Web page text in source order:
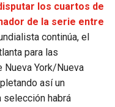
los cuartos de
de la serie entre
continúa, el
para las
Nueva York/Nueva
así un
selección habrá